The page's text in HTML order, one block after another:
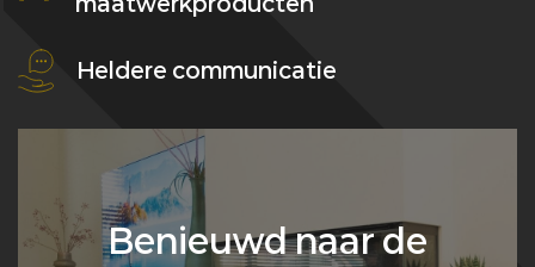
Heldere communicatie
Benieuwd naar de